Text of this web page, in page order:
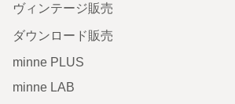
ヴィンテージ販売
ダウンロード販売
minne PLUS
minne LAB